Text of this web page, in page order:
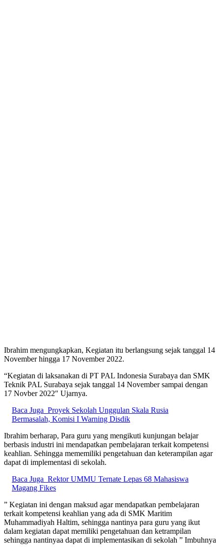
Ibrahim mengungkapkan, Kegiatan itu berlangsung sejak tanggal 14
November hingga 17 November 2022.
“Kegiatan di laksanakan di PT PAL Indonesia Surabaya dan SMK
Teknik PAL Surabaya sejak tanggal 14 November sampai dengan
17 Novber 2022″ Ujarnya.
Baca Juga Proyek Sekolah Unggulan Skala Rusia
Bermasalah, Komisi I Warning Disdik
Ibrahim berharap, Para guru yang mengikuti kunjungan belajar
berbasis industri ini mendapatkan pembelajaran terkait kompetensi
keahlian. Sehingga mememiliki pengetahuan dan keterampilan agar
dapat di implementasi di sekolah.
Baca Juga Rektor UMMU Ternate Lepas 68 Mahasiswa
Magang Fikes
” Kegiatan ini dengan maksud agar mendapatkan pembelajaran
terkait kompetensi keahlian yang ada di SMK Maritim
Muhammadiyah Haltim, sehingga nantinya para guru yang ikut
dalam kegiatan dapat memiliki pengetahuan dan ketrampilan
sehingga nantinyaa dapat di implementasikan di sekolah ” Imbuhnya